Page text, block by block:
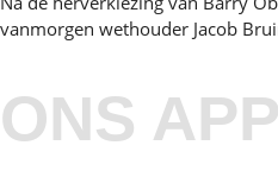
vanmorgen wethouder Jacob
ONS